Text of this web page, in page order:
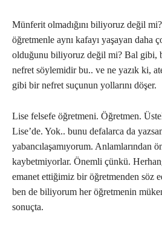
Münferit olmadığını biliyoruz değil
öğretmenle aynı kafayı yaşayan daha
olduğunu biliyoruz değil mi? Bal gibi,
nefret söylemidir bu.. ve ne yazık ki,
gibi bir nefret suçunun yollarını döşer.
Lise felsefe öğretmeni. Öğretmen.
Lise’de. Yok.. bunu defalarca da
yabancılaşamıyorum. Anlamlarından
kaybetmiyorlar. Önemli çünkü.
emanet ettiğimiz bir öğretmenden söz
ben de biliyorum her öğretmenin
sonuçta.